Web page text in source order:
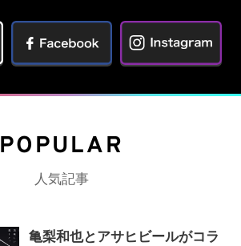
POPULAR
人気記事
亀梨和也とアサヒビールがコラ